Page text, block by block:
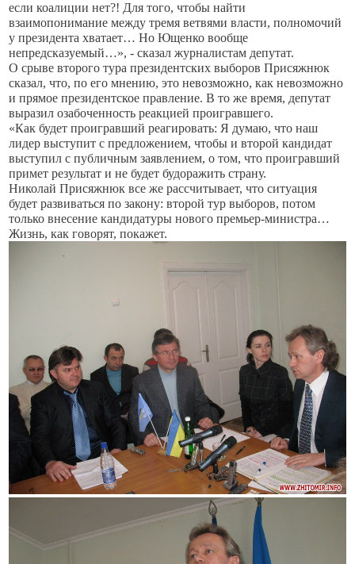
если коалиции нет?! Для того, чтобы найти
взаимопонимание между тремя ветвями власти, полномочий
у президента хватает… Но Ющенко вообще
непредсказуемый…», - сказал журналистам депутат.
О срыве второго тура президентских выборов Присяжнюк
сказал, что, по его мнению, это невозможно, как невозможно
и прямое президентское правление. В то же время, депутат
выразил озабоченность реакцией проигравшего.
«Как будет проигравший реагировать: Я думаю, что наш
лидер выступит с предложением, чтобы и второй кандидат
выступил с публичным заявлением, о том, что проигравший
примет результат и не будет будоражить страну.
Николай Присяжнюк все же рассчитывает, что ситуация
будет развиваться по закону: второй тур выборов, потом
только внесение кандидатуры нового премьер-министра…
Жизнь, как говорят, покажет.